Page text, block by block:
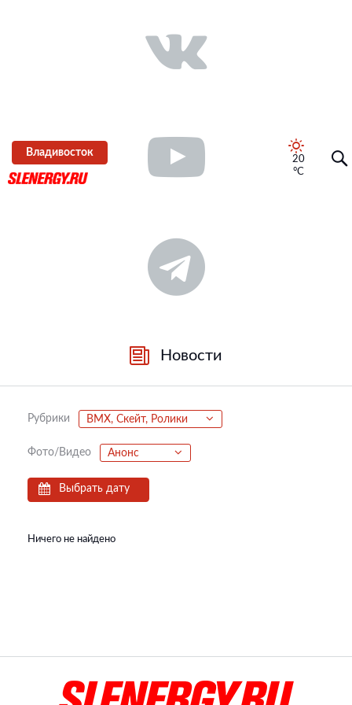
Владивосток
20
°C
Новости
Рубрики BMX, Скейт, Ролики
Фото/Видео Анонс
Выбрать дату
Ничего не найдено